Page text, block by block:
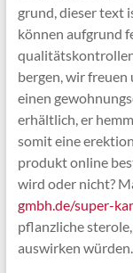
grund, dieser text
können aufgrund
bergen, wir freuen
einen
erhältlich, er
somit eine
produkt online
wird oder nicht?
gmbh.de/super-
pflanzliche
auswirken würden.